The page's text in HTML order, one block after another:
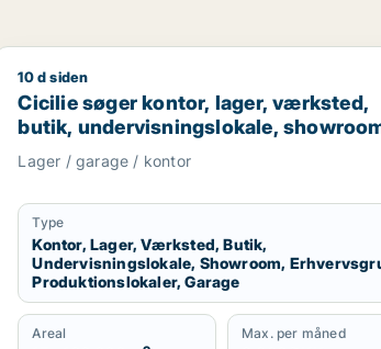
Cicilie søger kontor, lager, værksted,
10 d siden
Cicilie søger kontor, lager, værksted,
butik, undervisningslokale,
erhvervsgrund, produktionslokaler
garage til leje i Region Sjælland eller
Nordsjælland
Lager / garage / kontor
Type
Kontor, Lager, Værksted, Butik,
Undervisningslokale, Showroom,
Produktionslokaler, Garage
Areal Max. per måned